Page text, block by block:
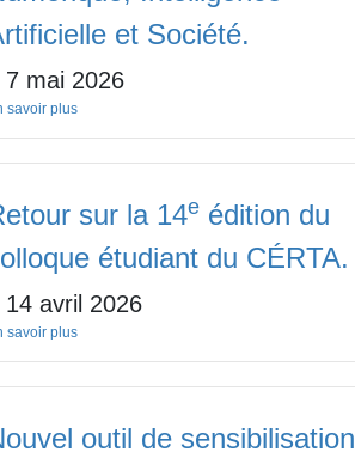
et Société.
7 mai 2026
savoir plus
sur la 14eédition du
étudiant du CÉRTA.
14 avril 2026
savoir plus
outil de sensibilisation